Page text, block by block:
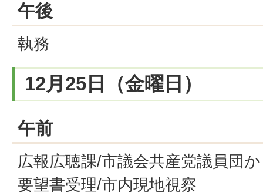
午後
執務
12月25日（金曜日）
午前
広報広聴課/市議会共産党議員団
要望書受理/市内現地視察